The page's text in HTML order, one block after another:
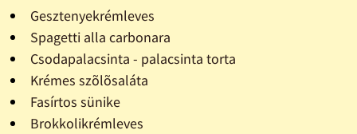
Gesztenyekrémleves
Spagetti alla carbonara
Csodapalacsinta - palacsinta torta
Krémes szõlõsaláta
Fasírtos sünike
Brokkolikrémleves